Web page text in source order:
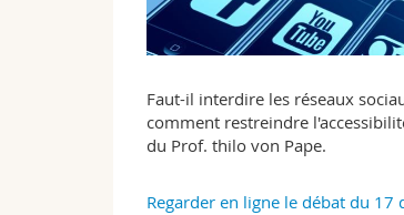
Faut-il interdire les réseaux
comment restreindre
du Prof. thilo von Pape.
Regarder en ligne le débat du 17